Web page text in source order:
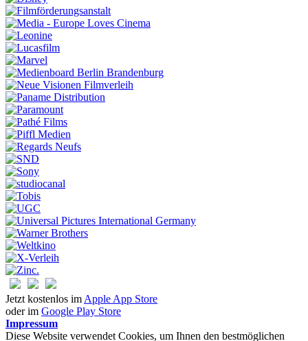
Jetzt kostenlos im Apple App Store
oder im Google Play Store
Impressum
Diese Website verwendet Cookies, um Ihnen den bestmöglichen